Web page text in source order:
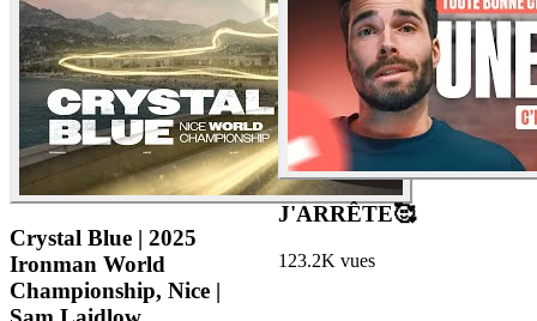
Crystal Blue | 2025
Ironman World
Championship, Nice |
J'ARRÊTE🥰
123.2K vues